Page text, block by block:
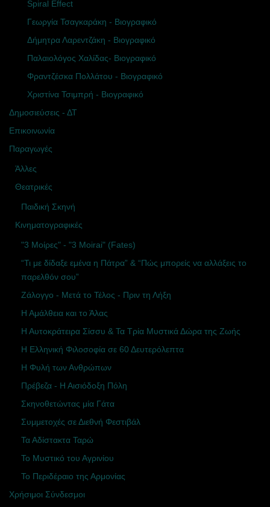
Spiral Effect
Γεωργία Τσαγκαράκη - Βιογραφικό
Δήμητρα Λαρεντζάκη - Βιογραφικό
Παλαιολόγος Χαλίδας- Βιογραφικό
Φραντζέσκα Πολλάτου - Βιογραφικό
Χριστίνα Τσιμπρή - Βιογραφικό
Δημοσιεύσεις - ΔΤ
Επικοινωνία
Παραγωγές
Άλλες
Θεατρικές
Παιδική Σκηνή
Κινηματογραφικές
"3 Μοίρες" - "3 Moirai" (Fates)
“Τι με δίδαξε εμένα η Πάτρα” & “Πώς μπορείς να αλλάξεις το
παρελθόν σου”
Ζάλογγο - Μετά το Τέλος - Πριν τη Λήξη
Η Αμάλθεια και το Άλας
Η Αυτοκράτειρα Σίσσυ & Τα Τρία Μυστικά Δώρα της Ζωής
Η Ελληνική Φιλοσοφία σε 60 Δευτερόλεπτα
Η Φυλή των Ανθρώπων
Πρέβεζα - Η Αισιόδοξη Πόλη
Σκηνοθετώντας μία Γάτα
Συμμετοχές σε Διεθνή Φεστιβάλ
Τα Αδίστακτα Ταρώ
Το Μυστικό του Αγρινίου
Το Περιδέραιο της Αρμονίας
Χρήσιμοι Σύνδεσμοι